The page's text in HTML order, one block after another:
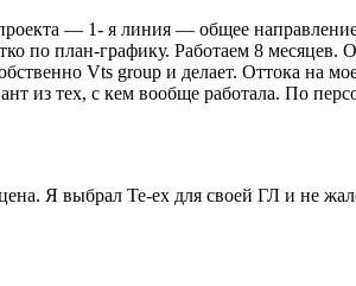
— 1- я линия — общее
по план-графику. Работаем 8
Vts group и делает. Оттока на
из тех, с кем вообще работала. По
Я выбрал Te-ex для своей ГЛ и не